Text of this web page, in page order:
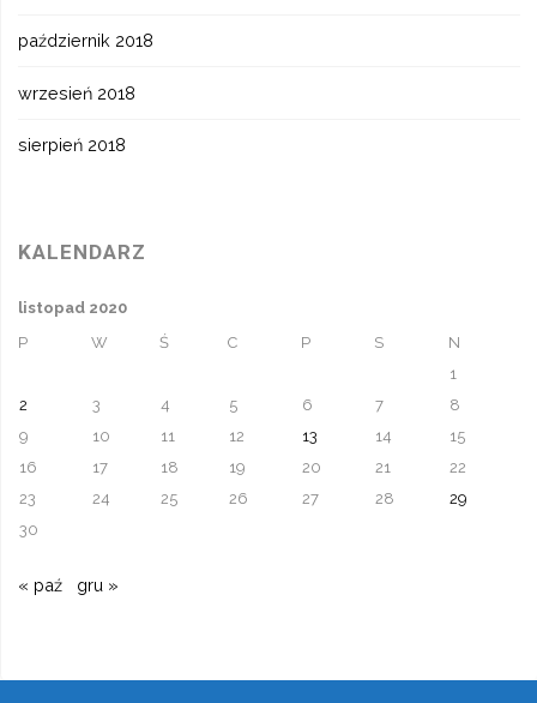
październik 2018
wrzesień 2018
sierpień 2018
KALENDARZ
listopad 2020
P
W Ś C P S
N
1
2
3 4 5 6 7
8
9
10 11 12 13 14
15
16
17 18 19 20 21
22
23
24 25 26 27 28
29
30
« paź gru »